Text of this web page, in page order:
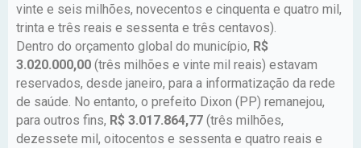
vinte e seis milhões, novecentos e cinquenta e quatro mil,
trinta e três reais e sessenta e três centavos).
Dentro do orçamento global do município, R$
3.020.000,00 (três milhões e vinte mil reais) estavam
reservados, desde janeiro, para a informatização da rede
de saúde. No entanto, o prefeito Dixon (PP) remanejou,
para outros fins, R$ 3.017.864,77 (três milhões,
dezessete mil, oitocentos e sessenta e quatro reais e